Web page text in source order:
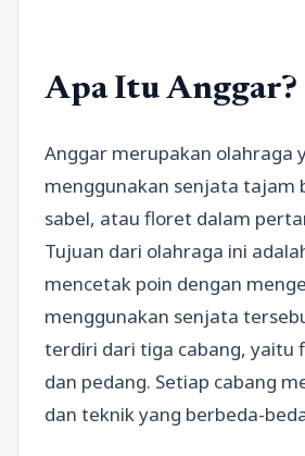
Apa Itu Anggar?
Anggar merupakan olahraga
menggunakan senjata tajam
sabel, atau floret dalam
Tujuan dari olahraga ini
mencetak poin dengan
menggunakan senjata
terdiri dari tiga cabang, yaitu
dan pedang. Setiap cabang
dan teknik yang berbeda-